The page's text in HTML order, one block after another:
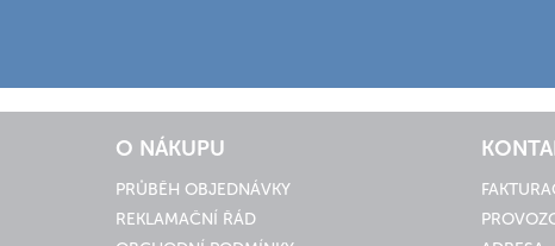
O NÁKUPU
PRŮBĚH OBJEDNÁVKY
REKLAMAČNÍ ŘÁD